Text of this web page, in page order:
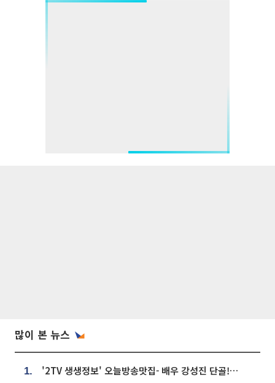
많이 본 뉴스
1. '2TV 생생정보' 오늘방송맛집- 배우 강성진 단골! 쌀국수ㆍ푸팟퐁 커리 맛집 '블○○○'